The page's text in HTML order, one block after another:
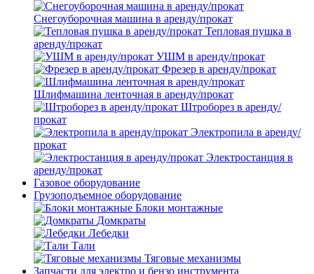
Снегоуборочная машина в аренду/прокат
Тепловая пушка в
аренду/прокат
УШМ в аренду/прокат
Фрезер в аренду/прокат
Шлифмашина ленточная в аренду/прокат
Штроборез в аренду/
прокат
Электропила в аренду/
прокат
Электростанция в
аренду/прокат
Газовое оборудование
Грузоподъемное оборудование
Блоки монтажные
Домкраты
Лебедки
Тали
Тяговые механизмы
Запчасти для электро и бензо инструмента